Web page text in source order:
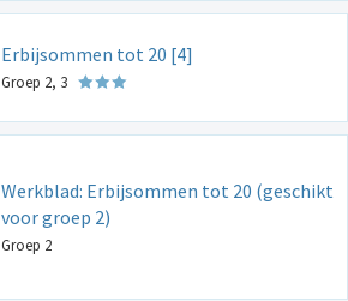
Erbijsommen tot 20 [4]
Groep 2, 3
Werkblad: Erbijsommen tot 20 (geschikt
voor groep 2)
Groep 2